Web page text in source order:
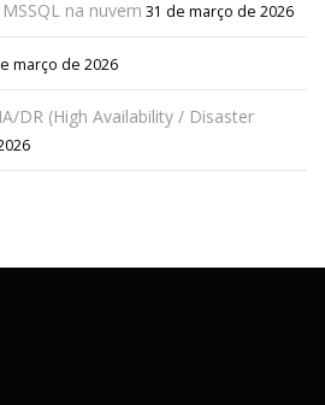
na nuvem 31 de março de 2026
março de 2026
DR (High Availability / Disaster